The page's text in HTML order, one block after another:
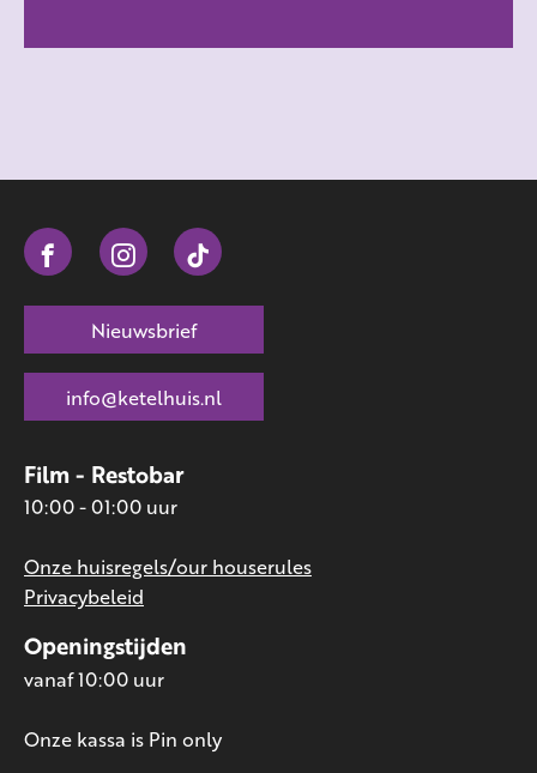
Openingstijden
vanaf 10:00 uur
Onze kassa is Pin only
Film - Restobar
10:00 - 01:00 uur
Onze huisregels/our houserules
Privacybeleid
Nieuwsbrief
info@ketelhuis.nl